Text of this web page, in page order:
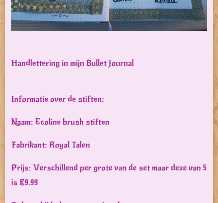
Handlettering in mijn Bullet Journal
Informatie over de stiften:
Naam: Ecoline brush stiften
Fabrikant: Royal Talen
Prijs: Verschillend per grote van de set maar deze van 5
is €9.99